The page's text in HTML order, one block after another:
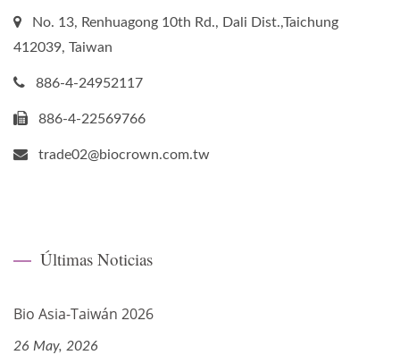
No. 13, Renhuagong 10th Rd., Dali Dist.,Taichung
412039, Taiwan
886-4-24952117
886-4-22569766
trade02@biocrown.com.tw
Últimas Noticias
Bio Asia-Taiwán 2026
26 May, 2026